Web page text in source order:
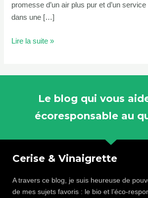
promesse d’un air plus pur et d’un
dans une […]
Lire la suite »
Le blog qui vous
écoresponsable au
Cerise & Vinaigrette
A travers ce blog, je suis heureuse de
de mes sujets favoris : le bio et l’éco-